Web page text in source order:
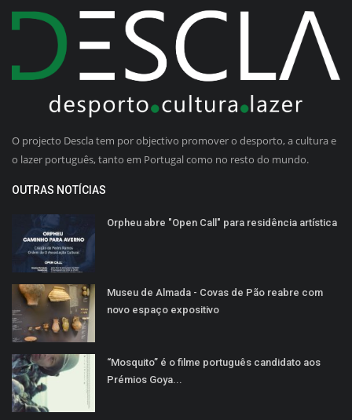
O projecto Descla tem por objectivo promover o desporto, a cultura e
o lazer português, tanto em Portugal como no resto do mundo.
OUTRAS NOTÍCIAS
Orpheu abre "Open Call" para residência artística
Museu de Almada - Covas de Pão reabre com
novo espaço expositivo
“Mosquito” é o filme português candidato aos
Prémios Goya...